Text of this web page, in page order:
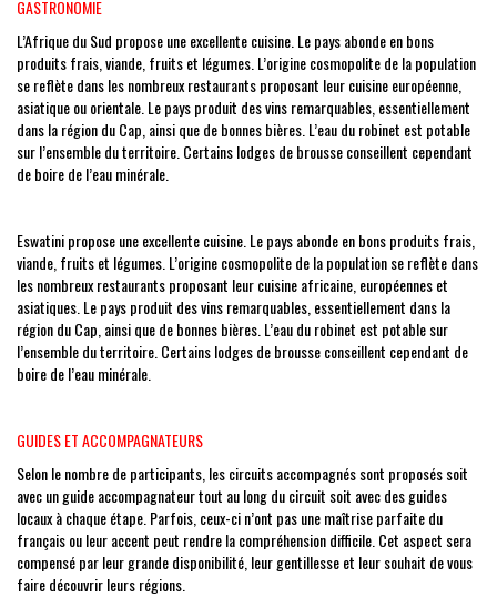
GASTRONOMIE
L’Afrique du Sud propose une excellente cuisine. Le pays abonde en bons
produits frais, viande, fruits et légumes. L’origine cosmopolite de la population
se reflète dans les nombreux restaurants proposant leur cuisine européenne,
asiatique ou orientale. Le pays produit des vins remarquables, essentiellement
dans la région du Cap, ainsi que de bonnes bières. L’eau du robinet est potable
sur l’ensemble du territoire. Certains lodges de brousse conseillent cependant
de boire de l’eau minérale.
Eswatini propose une excellente cuisine. Le pays abonde en bons produits frais,
viande, fruits et légumes. L’origine cosmopolite de la population se reflète dans
les nombreux restaurants proposant leur cuisine africaine, européennes et
asiatiques. Le pays produit des vins remarquables, essentiellement dans la
région du Cap, ainsi que de bonnes bières. L’eau du robinet est potable sur
l’ensemble du territoire. Certains lodges de brousse conseillent cependant de
boire de l’eau minérale.
GUIDES ET ACCOMPAGNATEURS
Selon le nombre de participants, les circuits accompagnés sont proposés soit
avec un guide accompagnateur tout au long du circuit soit avec des guides
locaux à chaque étape. Parfois, ceux-ci n’ont pas une maîtrise parfaite du
français ou leur accent peut rendre la compréhension difficile. Cet aspect sera
compensé par leur grande disponibilité, leur gentillesse et leur souhait de vous
faire découvrir leurs régions.